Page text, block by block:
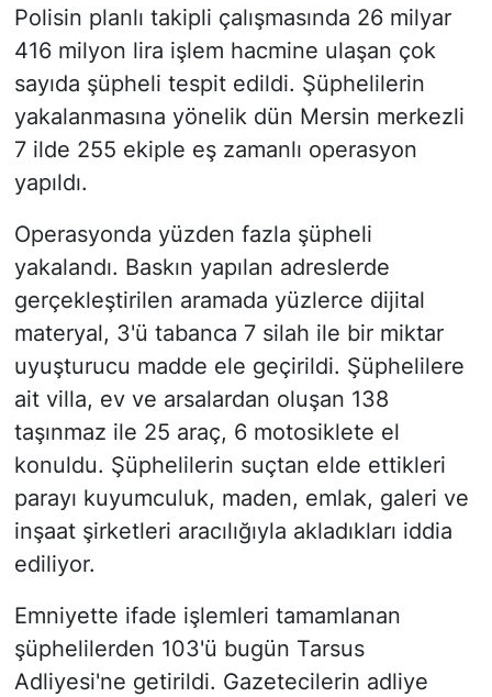
Polisin planlı takipli çalışmasında 26 milyar
416 milyon lira işlem hacmine ulaşan çok
sayıda şüpheli tespit edildi. Şüphelilerin
yakalanmasına yönelik dün Mersin merkezli
7 ilde 255 ekiple eş zamanlı operasyon
yapıldı.
Operasyonda yüzden fazla şüpheli
yakalandı. Baskın yapılan adreslerde
gerçekleştirilen aramada yüzlerce dijital
materyal, 3'ü tabanca 7 silah ile bir miktar
uyuşturucu madde ele geçirildi. Şüphelilere
ait villa, ev ve arsalardan oluşan 138
taşınmaz ile 25 araç, 6 motosiklete el
konuldu. Şüphelilerin suçtan elde ettikleri
parayı kuyumculuk, maden, emlak, galeri ve
inşaat şirketleri aracılığıyla akladıkları iddia
ediliyor.
Emniyette ifade işlemleri tamamlanan
şüphelilerden 103'ü bugün Tarsus
Adliyesi'ne getirildi. Gazetecilerin adliye